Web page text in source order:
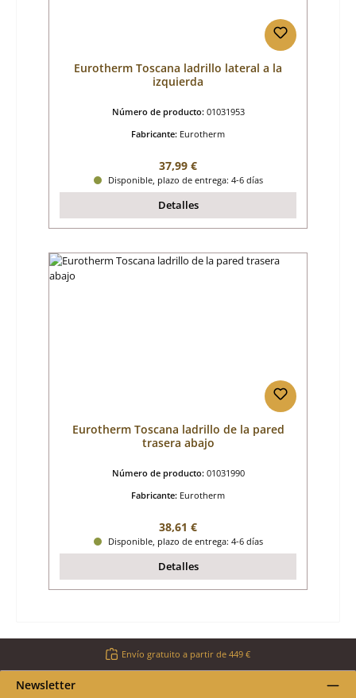
Eurotherm Toscana ladrillo lateral a la
izquierda
Número de producto: 01031953
Fabricante: Eurotherm
Precio normal:
37,99 €
Disponible, plazo de entrega: 4-6 días
Detalles
Eurotherm Toscana ladrillo de la pared
trasera abajo
Número de producto: 01031990
Fabricante: Eurotherm
Precio normal:
38,61 €
Disponible, plazo de entrega: 4-6 días
Detalles
Envío gratuito a partir de 449 €
Newsletter